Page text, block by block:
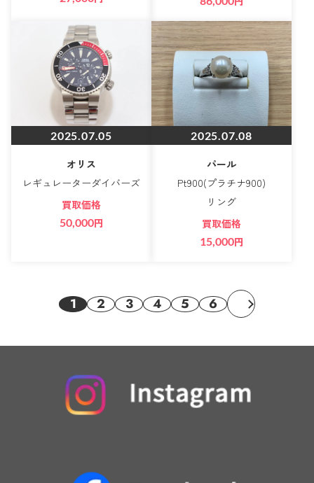
2025.07.05
オリス
レギュレーターダイバーズ
買取価格
50,000円
2025.07.08
パール
Pt900(プラチナ900)
リング
買取価格
15,000円
1 2 3 4 5 6